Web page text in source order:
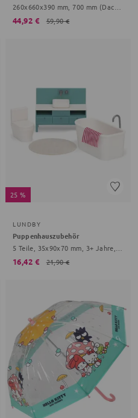
44,92 € 59,90 €
25 %
LUNDBY
Puppenhauszubehör
5 Teile, 35x90x70 mm, 3+ Jahre, bunt
16,42 € 21,90 €